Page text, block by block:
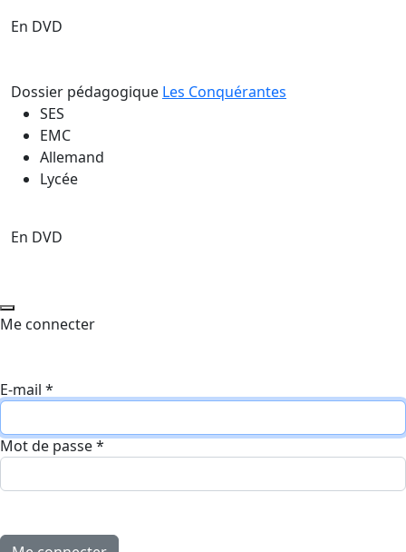
En DVD
Dossier pédagogique Les Conquérantes
SES
EMC
Allemand
Lycée
En DVD
Me connecter
E-mail *
Mot de passe*